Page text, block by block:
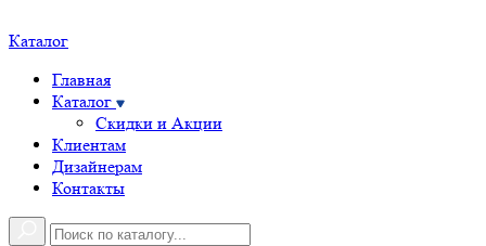
Каталог
Главная
Каталог
Скидки и Акции
Клиентам
Дизайнерам
Контакты